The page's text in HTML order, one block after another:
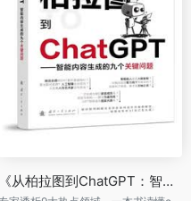
《从柏拉图到ChatGPT：智能内容生成的九个关键问题》